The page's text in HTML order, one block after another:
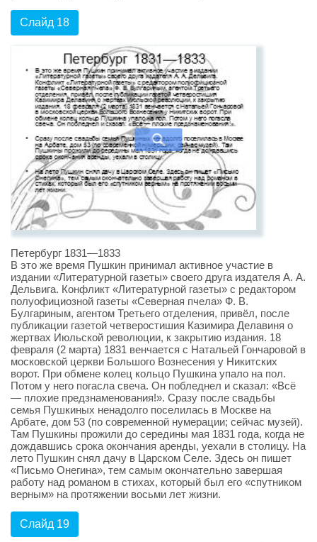
Слайд 18
Петербург 1831—1833
В это же время Пушкин принимал активное участие в
издании «Литературной газеты» своего друга издателя А. А.
Дельвига. Конфликт «Литературной газеты» с редактором
полуофициозной газеты «Северная пчела» Ф. В.
Булгариным, агентом Третьего отделения, привёл, после
публикации газетой четверостишия Казимира Делавиня о
жертвах Июльской революции, к закрытию издания. 18
февраля (2 марта) 1831 венчается с Натальей Гончаровой в
московской церкви Большого Вознесения у Никитских
ворот. При обмене колец кольцо Пушкина упало на пол.
Потом у него погасла свеча. Он побледнел и сказал: «Всё
— плохие предзнаменования!». Сразу после свадьбы
семья Пушкиных ненадолго поселилась в Москве на
Арбате, дом 53 (по современной нумерации; сейчас музей).
Там Пушкины прожили до середины мая 1831 года, когда не
дождавшись срока окончания аренды, уехали в столицу. На
лето Пушкин снял дачу в Царском Селе. Здесь он пишет
«Письмо Онегина», тем самым окончательно завершая
работу над романом в стихах, который был его «спутником
верным» на протяжении восьми лет жизни.
Слайд 19